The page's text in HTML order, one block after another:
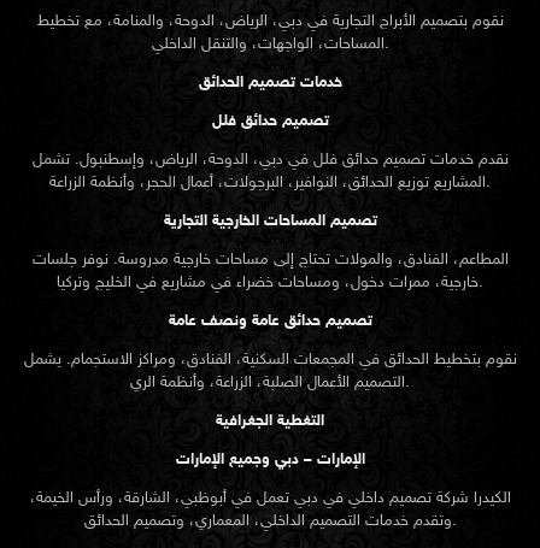
نقوم بتصميم الأبراج التجارية في دبي، الرياض، الدوحة، والمنامة، مع تخطيط
المساحات، الواجهات، والتنقل الداخلي.
خدمات تصميم الحدائق
تصميم حدائق فلل
نقدم خدماتتصميم حدائق فلل في دبي، الدوحة، الرياض، وإسطنبول. تشمل
المشاريع توزيع الحدائق، النوافير، البرجولات، أعمال الحجر، وأنظمة الزراعة.
تصميم المساحات الخارجية التجارية
المطاعم، الفنادق، والمولات تحتاج إلى مساحات خارجية مدروسة. نوفر جلسات
خارجية، ممرات دخول، ومساحات خضراء في مشاريع في الخليج وتركيا.
تصميم حدائق عامة ونصف عامة
نقوم بتخطيط الحدائق في المجمعات السكنية، الفنادق، ومراكز الاستجمام. يشمل
التصميم الأعمال الصلبة، الزراعة، وأنظمة الري.
التغطية الجغرافية
الإمارات – دبي وجميع الإمارات
الكيدرا شركة تصميم داخلي في دبي تعمل في أبوظبي، الشارقة، ورأس الخيمة،
وتقدم خدمات التصميم الداخلي، المعماري، وتصميم الحدائق.